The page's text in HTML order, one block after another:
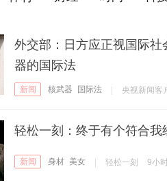
外交部：日方应正视国际
器的国际法
新闻 核武器 国际法 央视新闻客
轻松一刻：终于有个符合我
新闻 身材 美女 轻松一刻 9小